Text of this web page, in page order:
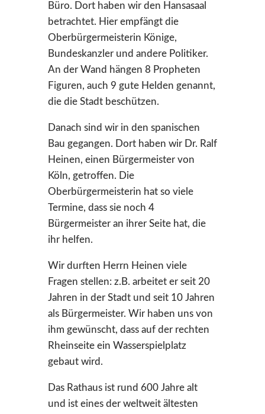
Büro. Dort haben wir den Hansasaal
betrachtet. Hier empfängt die
Oberbürgermeisterin Könige,
Bundeskanzler und andere Politiker.
An der Wand hängen 8 Propheten
Figuren, auch 9 gute Helden genannt,
die die Stadt beschützen.
Danach sind wir in den spanischen
Bau gegangen. Dort haben wir Dr. Ralf
Heinen, einen Bürgermeister von
Köln, getroffen. Die
Oberbürgermeisterin hat so viele
Termine, dass sie noch 4
Bürgermeister an ihrer Seite hat, die
ihr helfen.
Wir durften Herrn Heinen viele
Fragen stellen: z.B. arbeitet er seit 20
Jahren in der Stadt und seit 10 Jahren
als Bürgermeister. Wir haben uns von
ihm gewünscht, dass auf der rechten
Rheinseite ein Wasserspielplatz
gebaut wird.
Das Rathaus ist rund 600 Jahre alt
und ist eines der weltweit ältesten